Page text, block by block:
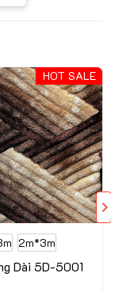
HOT SALE
2m*3m
Dài 5D-5001